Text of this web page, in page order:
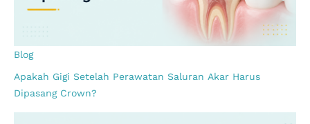
Blog
Apakah Gigi Setelah Perawatan Saluran Akar Harus
Dipasang Crown?